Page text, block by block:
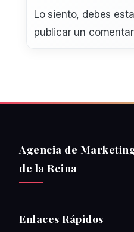
Lo siento, debes
publicar un
Agencia de
de la Reina
Enlaces Rápidos